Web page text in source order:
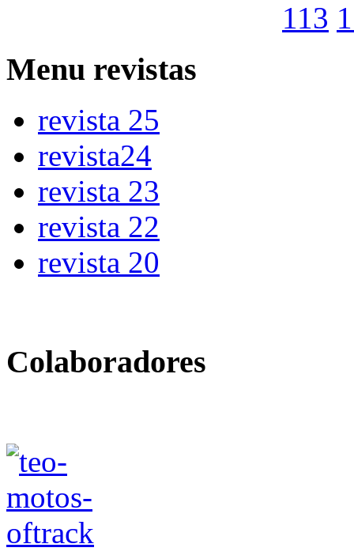
113
Menu revistas
revista 25
revista24
revista 23
revista 22
revista 20
Colaboradores